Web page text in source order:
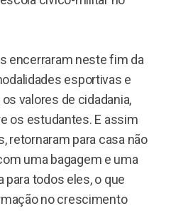
encerraram neste fim da
esportivas e
valores de cidadania,
os estudantes. E assim
retornaram para casa não
uma bagagem e uma
para todos eles, o que
no crescimento